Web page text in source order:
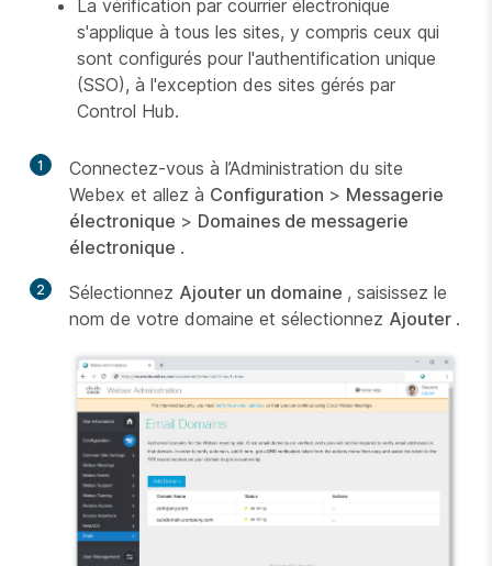
La vérification par courrier électronique
s'applique à tous les sites, y compris ceux qui
sont configurés pour l'authentification unique
(SSO), à l'exception des sites gérés par
Control Hub.
1
Connectez-vous à l’Administration du site
Webex et allez à Configuration > Messagerie
électronique > Domaines de messagerie
électronique .
2 Sélectionnez Ajouter un domaine , saisissez le
nom de votre domaine et sélectionnez Ajouter .